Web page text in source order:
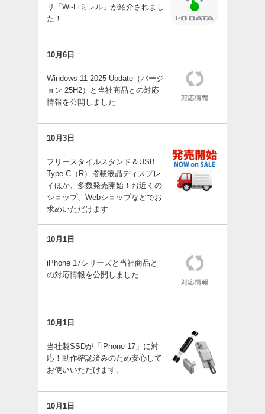
リ「Wi-Fiミレル」が紹介されまし
た！
10月6日
Windows 11 2025 Update（バージ
ョン 25H2）と当社商品との対応
情報を公開しました
10月3日
フリースタイルスタンド＆USB
Type-C（R）搭載液晶ディスプレ
イほか、多数発売開始！お近くの
ショップ、Webショップなどでお
求めいただけます
10月1日
iPhone 17シリーズと当社商品と
の対応情報を公開しました
10月1日
当社製SSDが「iPhone 17」に対
応！動作確認済みのため安心して
お使いいただけます。
10月1日